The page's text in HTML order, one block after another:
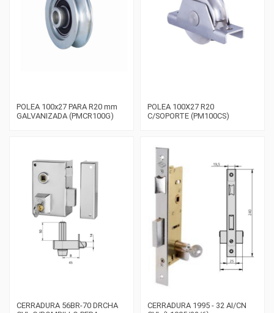
POLEA 100x27 PARA R20 mm
GALVANIZADA (PMCR100G)
POLEA 100X27 R20
C/SOPORTE (PM100CS)
CERRADURA 56BR-70 DRCHA
CERRADURA 1995 - 32 AI/CN